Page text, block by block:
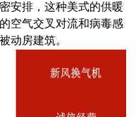
安排，这种美式的供暖
空气交叉对流和病毒感
动房建筑。